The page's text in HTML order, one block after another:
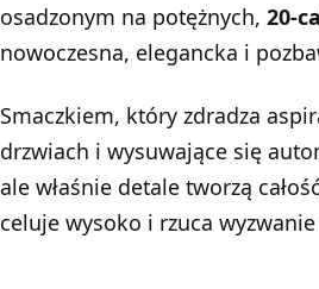
osadzonym na potężnych, 20-
nowoczesna, elegancka i
Smaczkiem, który zdradza
drzwiach i wysuwające się
ale właśnie detale tworzą
celuje wysoko i rzuca